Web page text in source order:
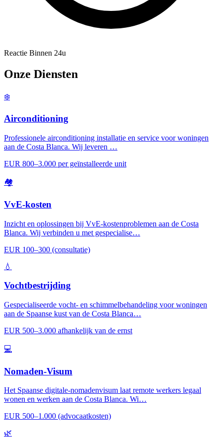
Reactie Binnen 24u
Onze Diensten
❄️
Airconditioning
Professionele airconditioning installatie en service voor woningen
aan de Costa Blanca. Wij leveren …
EUR 800–3.000 per geïnstalleerde unit
🏘️
VvE-kosten
Inzicht en oplossingen bij VvE-kostenproblemen aan de Costa
Blanca. Wij verbinden u met gespecialise…
EUR 100–300 (consultatie)
💧
Vochtbestrijding
Gespecialiseerde vocht- en schimmelbehandeling voor woningen
aan de Spaanse kust van de Costa Blanca…
EUR 500–3.000 afhankelijk van de ernst
💻
Nomaden-Visum
Het Spaanse digitale-nomadenvisum laat remote werkers legaal
wonen en werken aan de Costa Blanca. Wi…
EUR 500–1.000 (advocaatkosten)
🌿